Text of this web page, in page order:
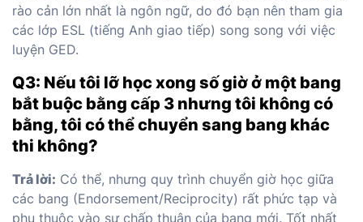
rào cản lớn nhất là ngôn ngữ, do đó bạn nên tham gia
các lớp ESL (tiếng Anh giao tiếp) song song với việc
luyện GED.
Q3: Nếu tôi lỡ học xong số giờ ở một bang
bắt buộc bằng cấp 3 nhưng tôi không có
bằng, tôi có thể chuyển sang bang khác
thi không?
Trả lời: Có thể, nhưng quy trình chuyển giờ học giữa
các bang (Endorsement/Reciprocity) rất phức tạp và
phụ thuộc vào sự chấp thuận của bang mới. Tốt nhất